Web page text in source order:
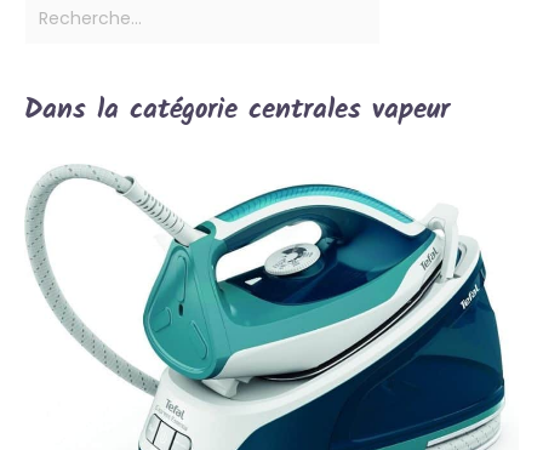
Dans la catégorie centrales vapeur